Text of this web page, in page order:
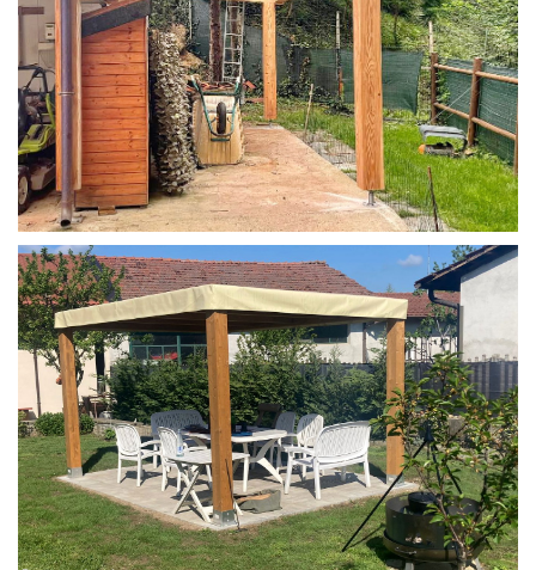
STRUTTURA IN LARICE U/F CON INCASTRI
PERGOLA